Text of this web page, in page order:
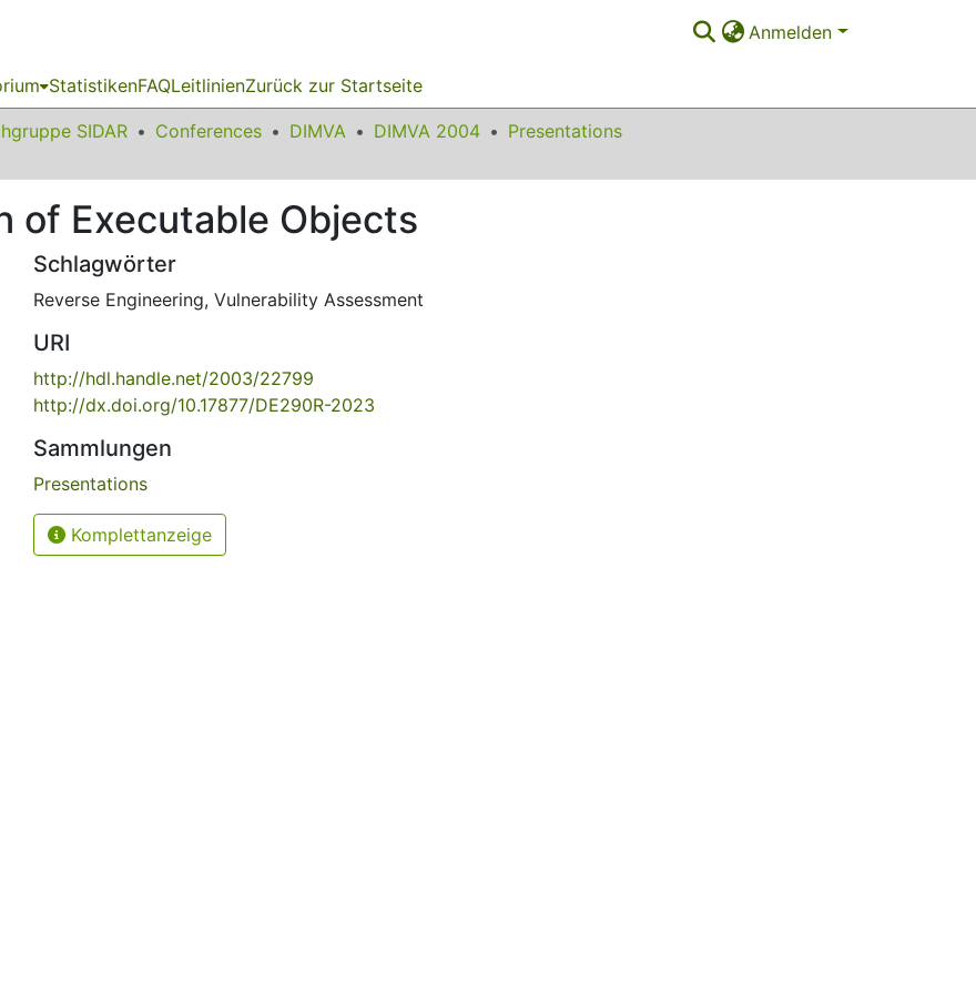
Anmelden
StatistikenFAQLeitlinienZurück zur Startseite
SIDAR Conferences DIMVA DIMVA 2004
Presentations
of Executable Objects
Schlagwörter
Reverse Engineering, Vulnerability Assessment
URI
http://hdl.handle.net/2003/22799
http://dx.doi.org/10.17877/DE290R-2023
Sammlungen
Presentations
Komplettanzeige